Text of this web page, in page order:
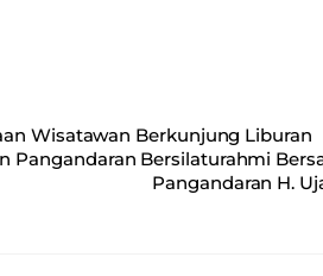
Wisatawan Berkunjung Liburan
Pangandaran Bersilaturahmi
Pangandaran H.